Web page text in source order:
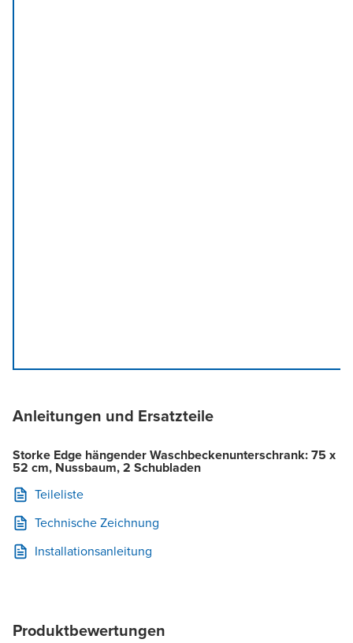
Anleitungen und Ersatzteile
Storke Edge hängender Waschbeckenunterschrank: 75 x
52 cm, Nussbaum, 2 Schubladen
Teileliste
Technische Zeichnung
Installationsanleitung
Produktbewertungen